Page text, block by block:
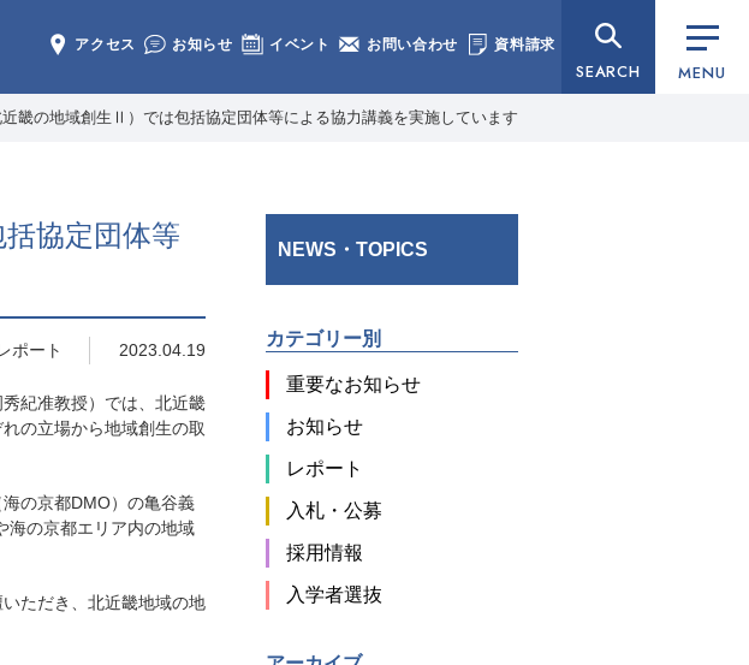
アクセス お知らせ イベント お問い合わせ 資料請求
SEARCH MENU
畿の地域創生Ⅱ）では包括協定団体等による協力講義を実施しています
協定団体等
ポート 2023.04.19
紀准教授）では、北近畿
の立場から地域創生の取
の京都DMO）の亀谷義
海の京都エリア内の地域
ただき、北近畿地域の地
NEWS・TOPICS
カテゴリー別
重要なお知らせ
お知らせ
レポート
入札・公募
採用情報
入学者選抜